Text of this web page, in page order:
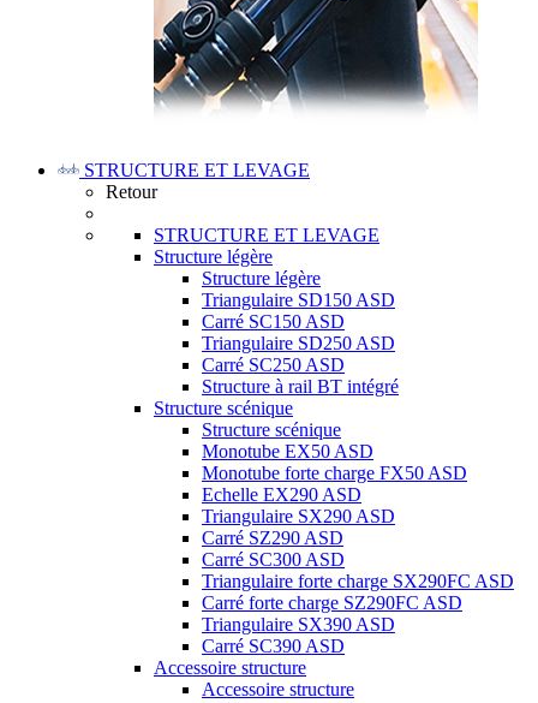
STRUCTURE ET LEVAGE
Retour
STRUCTURE ET LEVAGE
Structure légère
Structure légère
Triangulaire SD150 ASD
Carré SC150 ASD
Triangulaire SD250 ASD
Carré SC250 ASD
Structure à rail BT intégré
Structure scénique
Structure scénique
Monotube EX50 ASD
Monotube forte charge FX50 ASD
Echelle EX290 ASD
Triangulaire SX290 ASD
Carré SZ290 ASD
Carré SC300 ASD
Triangulaire forte charge SX290FC ASD
Carré forte charge SZ290FC ASD
Triangulaire SX390 ASD
Carré SC390 ASD
Accessoire structure
Accessoire structure